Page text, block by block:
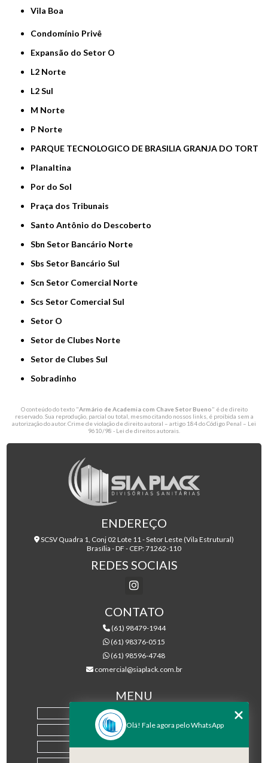
Vila Boa
Condomínio Privê
Expansão do Setor O
L2 Norte
L2 Sul
M Norte
P Norte
PARQUE TECNOLOGICO DE BRASILIA GRANJA DO TORT
Planaltina
Por do Sol
Praça dos Tribunais
Santo Antônio do Descoberto
Sbn Setor Bancário Norte
Sbs Setor Bancário Sul
Scn Setor Comercial Norte
Scs Setor Comercial Sul
Setor O
Setor de Clubes Norte
Setor de Clubes Sul
Sobradinho
O conteúdo do texto "Armário de Academia com Chave Setor Bueno" é de direito
reservado. Sua reprodução, parcial ou total, mesmo citando nossos links, é proibida sem a
autorização do autor. Crime de violação de direito autoral – artigo 184 do Código Penal – Lei
9610/98 - Lei de direitos autorais
ENDEREÇO
SCSV Quadra 1, Conj 02 Lote 11 - Setor Leste (Vila Estrutural)
Brasília - DF - CEP: 71262-110
REDES SOCIAIS
CONTATO
(61) 98479-1944
(61) 98376-0515
(61) 98596-4748
comercial@siaplack.com.br
MENU
EMPRESA
PRODUTOS
Olá! Fale agora pelo WhatsApp